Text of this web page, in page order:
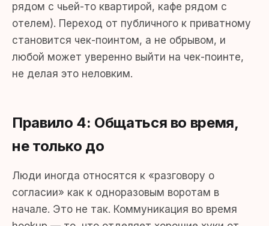
рядом с чьей-то квартирой, кафе рядом с
отелем). Переход от публичного к приватному
становится чек-поинтом, а не обрывом, и
любой может уверенно выйти на чек-поинте,
не делая это неловким.
Правило 4: Общаться во время,
не только до
Люди иногда относятся к «разговору о
согласии» как к одноразовым воротам в
начале. Это не так. Коммуникация во время